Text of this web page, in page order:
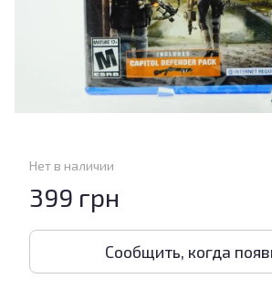
Нет в наличии
399 грн
Сообщить, когда